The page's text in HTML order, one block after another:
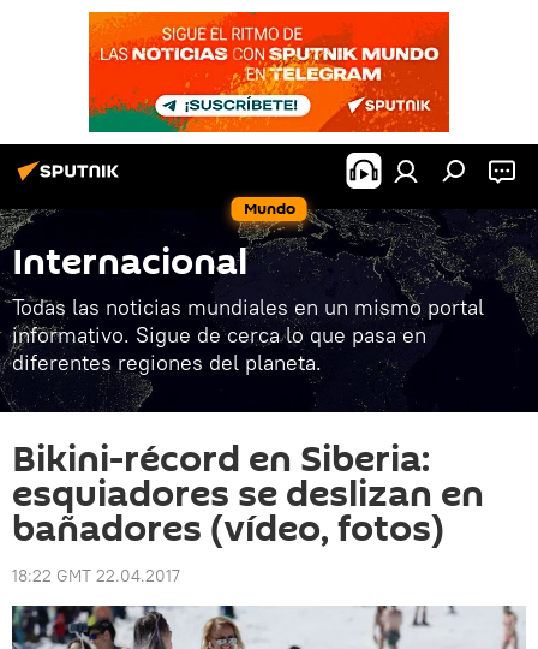
Mundo
Internacional
Todas las noticias mundiales en un mismo portal
informativo. Sigue de cerca lo que pasa en
diferentes regiones del planeta.
Bikini-récord en Siberia:
esquiadores se deslizan en
bañadores (vídeo, fotos)
18:22 GMT 22.04.2017